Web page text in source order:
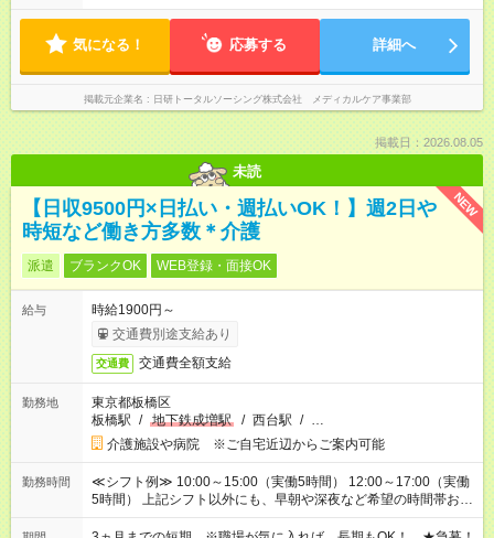
気になる！ 応募する 詳細へ
掲載元企業名 日研トータルソーシング株式会社 メディカルケア事業部
掲載日：2026.08.05
未読
NEW
【日収9500円×日払い・週払いOK！】週2日や
時短など働き方多数＊介護
派遣 ブランクOK WEB登録・面接OK
給与
時給1900円～
交通費別途支給あり
交通費 交通費全額支給
勤務地
東京都板橋区
板橋駅 / 地下鉄成増駅 / 西台駅 / …
介護施設や病院 ※ご自宅近辺からご案内可能
勤務時間
≪シフト例≫ 10:00～15:00（実働5時間） 12:00～17:00（実働
5時間） 上記シフト以外にも、早朝や深夜など希望の時間帯お聞
かせください！ 事前に担当からヒアリングもしますので、ご安
心ください！